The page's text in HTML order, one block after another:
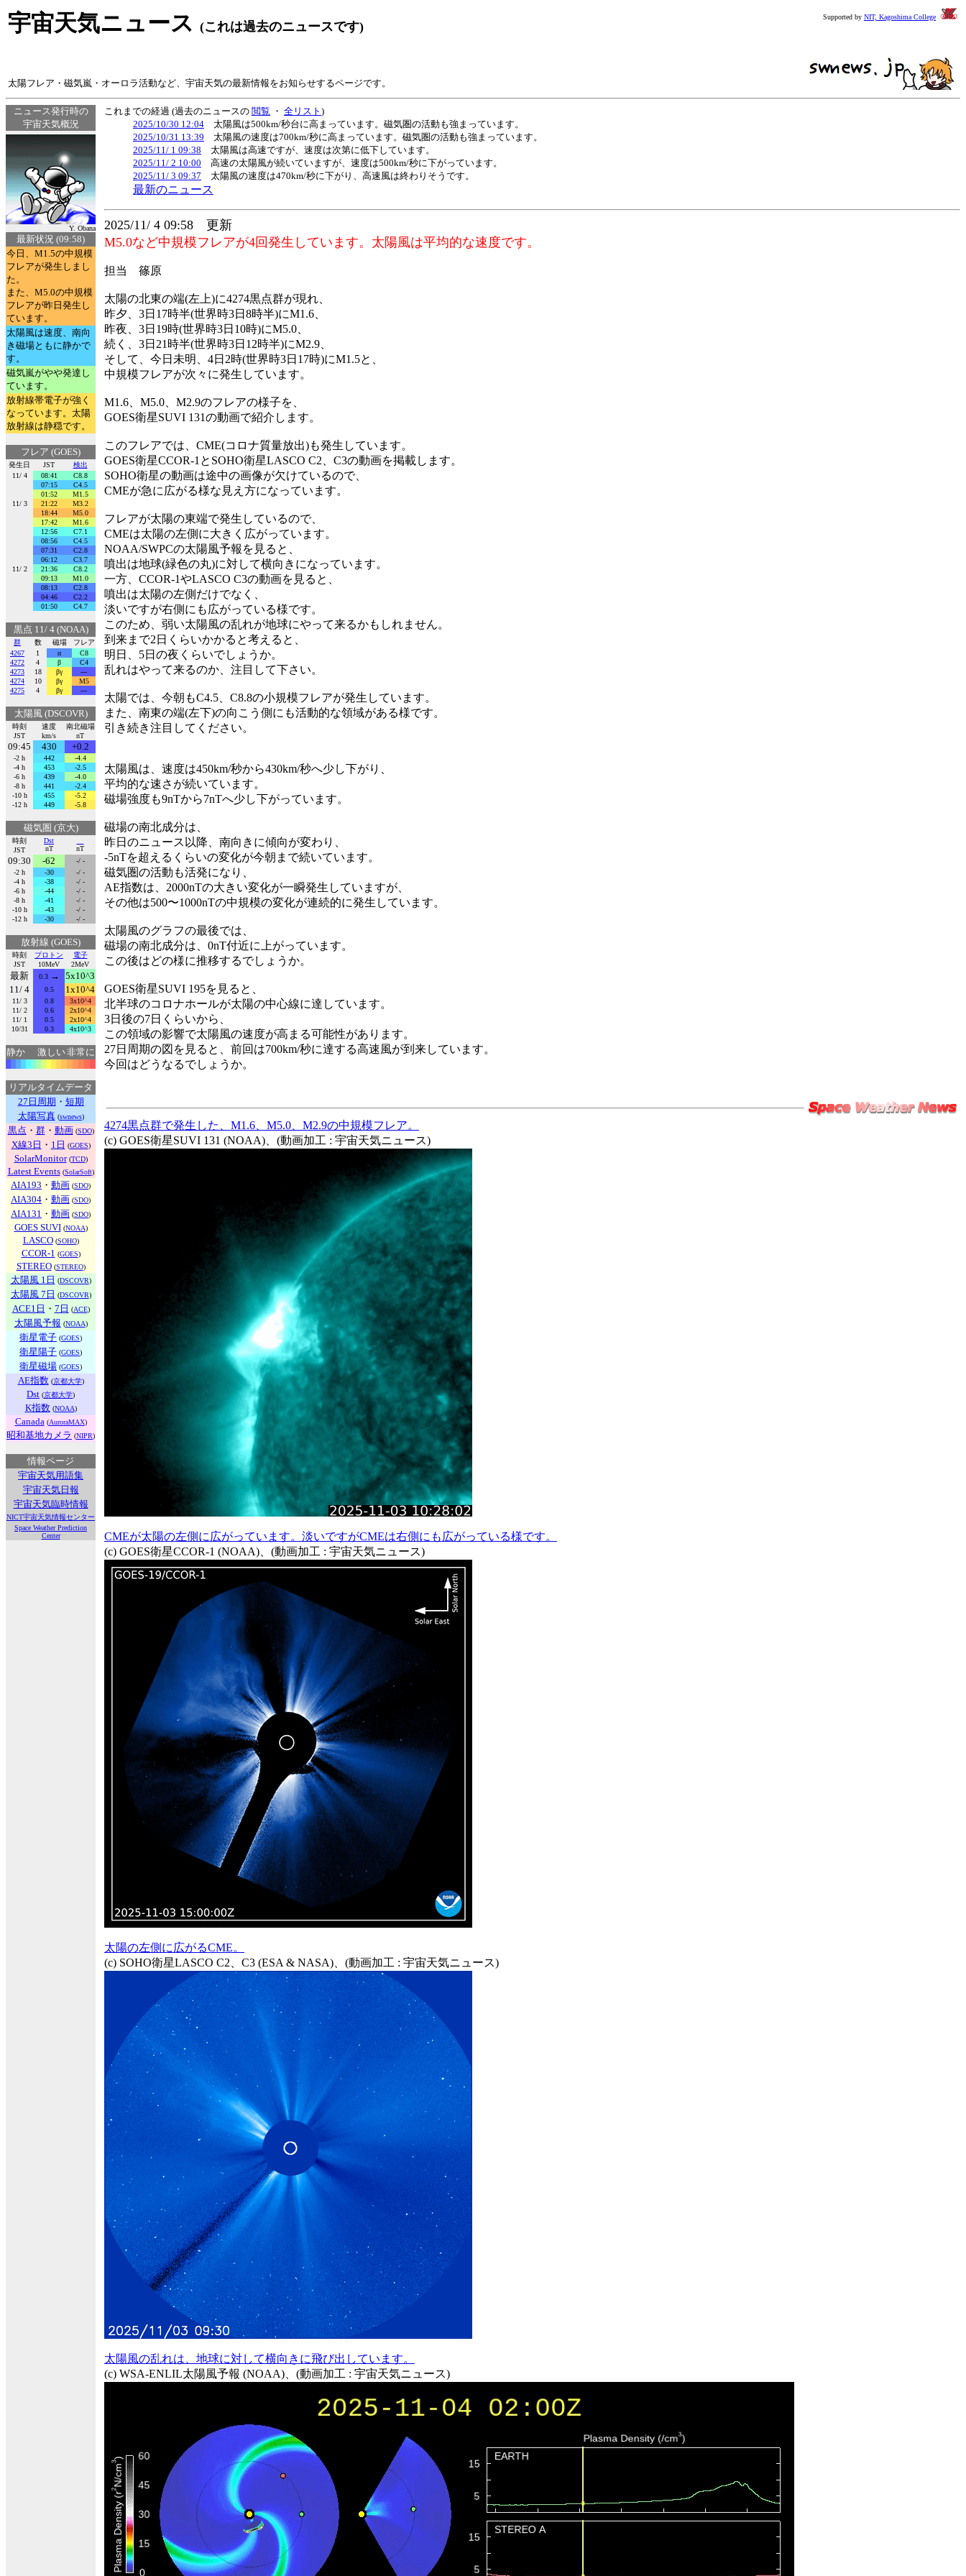
宇宙天気ニュース (これは過去のニュースです)
Supported by NIT, Kagoshima College
太陽フレア・磁気嵐・オーロラ活動など、宇宙天気の最新情報をお知らせするページです。
ニュース発行時の
宇宙天気概況
Y. Obana
最新状況 (09:58)
今日、M1.5の中規模
フレアが発生しまし
た。
また、M5.0の中規模
フレアが昨日発生し
ています。
太陽風は速度、南向
き磁場ともに静かで
す。
磁気嵐がやや発達し
ています。
放射線帯電子が強く
なっています。太陽
放射線は静穏です。
フレア (GOES)
発生日 JST
検出
11/ 4
08:41
C8.8
07:15
C4.5
01:52
M1.5
11/ 3
21:22
M3.2
18:44
M5.0
17:42
M1.6
12:56
C7.1
08:56
C4.5
07:31
C2.8
06:12
C3.7
11/ 2
21:36
C8.2
09:13
M1.0
08:13
C2.8
04:46
C2.2
01:50
C4.7
黒点 11/ 4 (NOAA)
群 数 磁場
フレア
4267
1 α
C8
4272
4 β
C4
4273
18 βγ
---
4274
10 βγ
M5
4275
4 βγ ---
太陽風 (DSCOVR)
時刻
JST
速度
km/s
南北磁場
nT
09:45 430 +0.2
-2 h 442
-4.4
-4 h
453
-2.5
-6 h
439
-4.0
-8 h
441
-2.4
-10 h
455
-5.2
-12 h
449 -5.8
磁気圏 (京大)
時刻
JST
Dst
nT
nT
09:30 -62
-/ -
-2 h
-30
-/ -
-4 h
-38
-/ -
-6 h
-44
-/ -
-8 h
-41
-/ -
-10 h
-43
-/ -
-12 h
-30 -/ -
放射線 (GOES)
時刻
JST
プロトン
10MeV
電子
2MeV
最新 0.3→
5x10^3
11/ 4
0.5 1x10^4
11/ 3 0.8
3x10^4
11/ 2
0.6
2x10^4
11/ 1
0.5
2x10^4
10/31
0.3 4x10^3
静か 激しい非常に
リアルタイムデータ
27日周期 ・ 短期
太陽写真(swnews)
黒点 ・ 群・ 動画 (SDO)
X線3日 ・ 1日 (GOES)
SolarMonitor(TCD)
Latest Events(SolarSoft)
AIA193 ・ 動画 (SDO)
AIA304 ・ 動画 (SDO)
AIA131 ・ 動画 (SDO)
GOES SUVI (NOAA)
LASCO(SOHO)
CCOR-1 (GOES)
STEREO(STEREO)
太陽風 1日 (DSCOVR)
太陽風 7日 (DSCOVR)
ACE1日 ・ 7日 (ACE)
太陽風予報 (NOAA)
衛星電子 (GOES)
衛星陽子 (GOES)
衛星磁場 (GOES)
AE指数(京都大学)
Dst (京都大学)
K指数(NOAA)
Canada (AuroraMAX)
昭和基地カメラ (NIPR)
情報ページ
宇宙天気用語集
宇宙天気日報
宇宙天気臨時情報
NICT宇宙天気情報センター
Space Weather Prediction
Center
これまでの経過 (過去のニュースの 閲覧 ・ 全リスト )
2025/10/30 12:04 太陽風は500km/秒台に高まっています。磁気圏の活動も強まっています。
2025/10/31 13:39 太陽風の速度は700km/秒に高まっています。磁気圏の活動も強まっています。
2025/11/ 1 09:38 太陽風は高速ですが、速度は次第に低下しています。
2025/11/ 2 10:00 高速の太陽風が続いていますが、速度は500km/秒に下がっています。
2025/11/ 3 09:37 太陽風の速度は470km/秒に下がり、高速風は終わりそうです。
最新のニュース
2025/11/ 4 09:58 更新
M5.0など中規模フレアが4回発生しています。太陽風は平均的な速度です。
担当 篠原
太陽の北東の端(左上)に4274黒点群が現れ、
昨夕、3日17時半(世界時3日8時半)にM1.6、
昨夜、3日19時(世界時3日10時)にM5.0、
続く、3日21時半(世界時3日12時半)にM2.9、
そして、今日未明、4日2時(世界時3日17時)にM1.5と、
中規模フレアが次々に発生しています。
M1.6、M5.0、M2.9のフレアの様子を、
GOES衛星SUVI 131の動画で紹介します。
このフレアでは、CME(コロナ質量放出)も発生しています。
GOES衛星CCOR-1とSOHO衛星LASCO C2、C3の動画を掲載します。
SOHO衛星の動画は途中の画像が欠けているので、
CMEが急に広がる様な見え方になっています。
フレアが太陽の東端で発生しているので、
CMEは太陽の左側に大きく広がっています。
NOAA/SWPCの太陽風予報を見ると、
噴出は地球(緑色の丸)に対して横向きになっています。
一方、CCOR-1やLASCO C3の動画を見ると、
噴出は太陽の左側だけでなく、
淡いですが右側にも広がっている様です。
このため、弱い太陽風の乱れが地球にやって来るかもしれません。
到来まで2日くらいかかると考えると、
明日、5日の夜くらいでしょうか。
乱れはやって来るのか、注目して下さい。
太陽では、今朝もC4.5、C8.8の小規模フレアが発生しています。
また、南東の端(左下)の向こう側にも活動的な領域がある様です。
引き続き注目してください。
太陽風は、速度は450km/秒から430km/秒へ少し下がり、
平均的な速さが続いています。
磁場強度も9nTから7nTへ少し下がっています。
磁場の南北成分は、
昨日のニュース以降、南向きに傾向が変わり、
-5nTを超えるくらいの変化が今朝まで続いています。
磁気圏の活動も活発になり、
AE指数は、2000nTの大きい変化が一瞬発生していますが、
その他は500〜1000nTの中規模の変化が連続的に発生しています。
太陽風のグラフの最後では、
磁場の南北成分は、0nT付近に上がっています。
この後はどの様に推移するでしょうか。
GOES衛星SUVI 195を見ると、
北半球のコロナホールが太陽の中心線に達しています。
3日後の7日くらいから、
この領域の影響で太陽風の速度が高まる可能性があります。
27日周期の図を見ると、前回は700km/秒に達する高速風が到来しています。
今回はどうなるでしょうか。
4274黒点群で発生した、M1.6、M5.0、M2.9の中規模フレア。
(c) GOES衛星SUVI 131 (NOAA)、(動画加工 : 宇宙天気ニュース)
CMEが太陽の左側に広がっています。淡いですがCMEは右側にも広がっている様です。
(c) GOES衛星CCOR-1 (NOAA)、(動画加工 : 宇宙天気ニュース)
太陽の左側に広がるCME。
(c) SOHO衛星LASCO C2、C3 (ESA & NASA)、(動画加工 : 宇宙天気ニュース)
太陽風の乱れは、地球に対して横向きに飛び出しています。
(c) WSA-ENLIL太陽風予報 (NOAA)、(動画加工 : 宇宙天気ニュース)